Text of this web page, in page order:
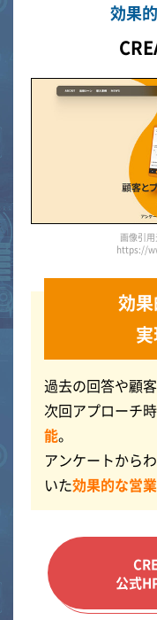
効果
画像引用
https://
効
過去の回答や顧
次回アプローチ
能。
アンケートから
いた効果的な営
公式